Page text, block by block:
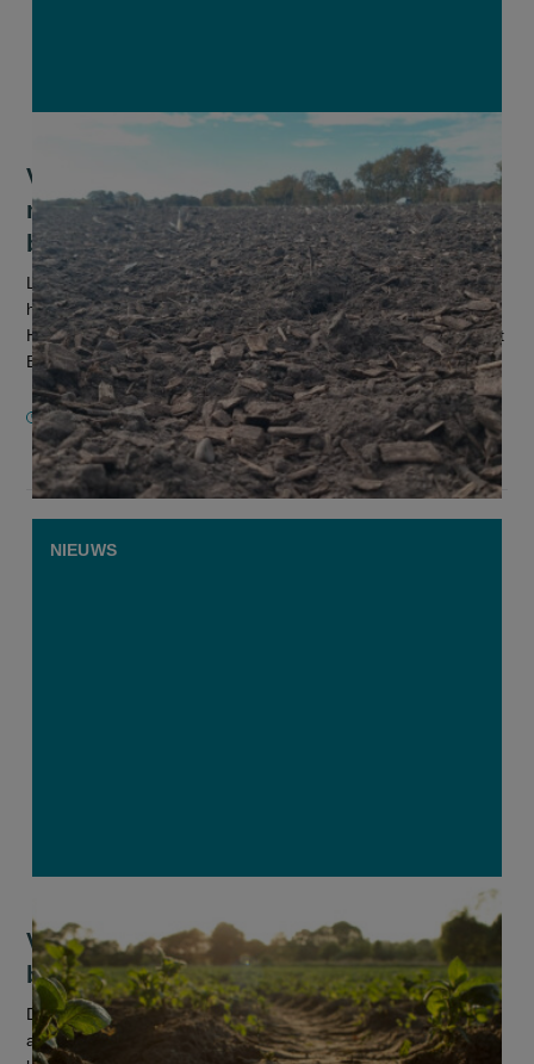
Veel interesse bij Limburgse boeren om
met houtsnippers van lokale gemeenten
bodem te verbeteren
Limburgse boeren werken houtsnippers in die vrijkomen bij
het houtkantenbeheer in de gemeenten Pelt, Peer en
Hamont-Achel. De samenwerking is onderdeel van het project
Bodemgoud dat vorig ja...
6 NOVEMBER 2025
Vlaamse bodems zullen voortaan
beoordeeld en gemonitord worden
De Europese Unie heeft voor het eerst een richtlijn
aangenomen die de gezondheid van bodems in kaart moet
NIEUWS